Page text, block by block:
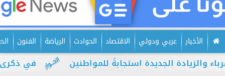
الأخبار عربي ودولي الاقتصاد الحوادث الرياضة الفنون
في ذكرى الجديدة استجابةً للمواطنين